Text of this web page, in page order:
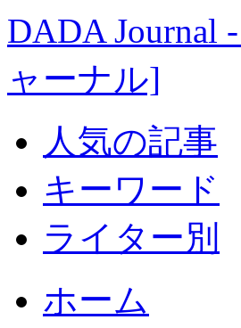
DADA Journal
ャーナル]
人気の記事
キーワード
ライター別
ホーム